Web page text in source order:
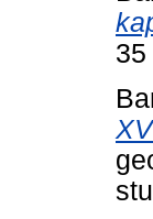
35